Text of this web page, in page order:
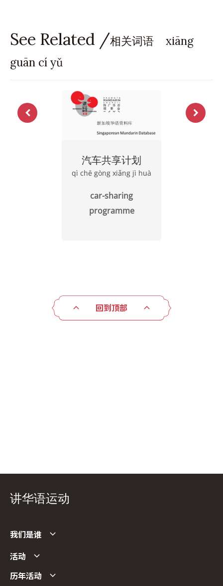
See Related /相关词语 xiāng
guān cí yǔ
汽车共享计划
qì chē gòng xiǎng jì huà
car-sharing
programme
回到顶部
讲华语运动
我们是谁
活动
历年活动